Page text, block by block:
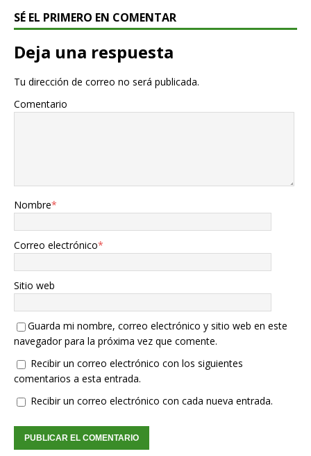
SÉ EL PRIMERO EN COMENTAR
Deja una respuesta
Tu dirección de correo no será publicada.
Comentario
Nombre*
Correo electrónico*
Sitio web
Guarda mi nombre, correo electrónico y sitio web en este
navegador para la próxima vez que comente.
Recibir un correo electrónico con los siguientes
comentarios a esta entrada.
Recibir un correo electrónico con cada nueva entrada.